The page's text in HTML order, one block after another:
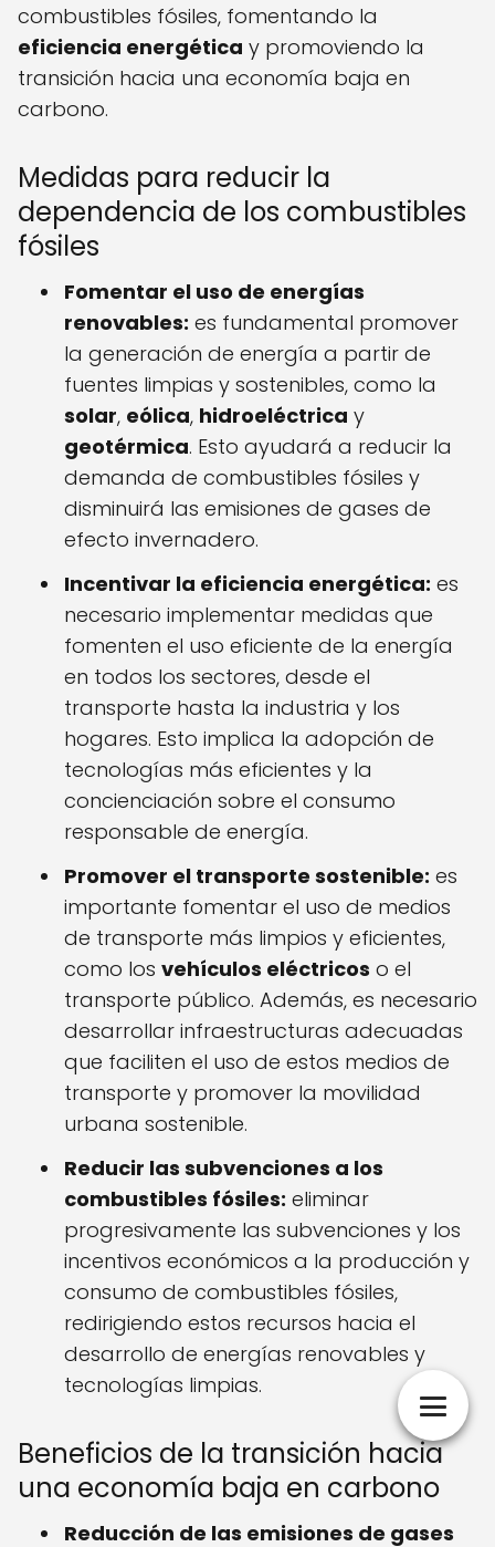
combustibles fósiles, fomentando la
eficiencia energética y promoviendo la
transición hacia una economía baja en
carbono.
Medidas para reducir la
dependencia de los combustibles
fósiles
Fomentar el uso de energías
renovables: es fundamental promover
la generación de energía a partir de
fuentes limpias y sostenibles, como la
solar, eólica, hidroeléctrica y
geotérmica. Esto ayudará a reducir la
demanda de combustibles fósiles y
disminuirá las emisiones de gases de
efecto invernadero.
Incentivar la eficiencia energética: es
necesario implementar medidas que
fomenten el uso eficiente de la energía
en todos los sectores, desde el
transporte hasta la industria y los
hogares. Esto implica la adopción de
tecnologías más eficientes y la
concienciación sobre el consumo
responsable de energía.
Promover el transporte sostenible: es
importante fomentar el uso de medios
de transporte más limpios y eficientes,
como los vehículos eléctricos o el
transporte público. Además, es necesario
desarrollar infraestructuras adecuadas
que faciliten el uso de estos medios de
transporte y promover la movilidad
urbana sostenible.
Reducir las subvenciones a los
combustibles fósiles: eliminar
progresivamente las subvenciones y los
incentivos económicos a la producción y
consumo de combustibles fósiles,
redirigiendo estos recursos hacia el
desarrollo de energías renovables y
tecnologías limpias.
Beneficios de la transición hacia
una economía baja en carbono
Reducción de las emisiones de gases